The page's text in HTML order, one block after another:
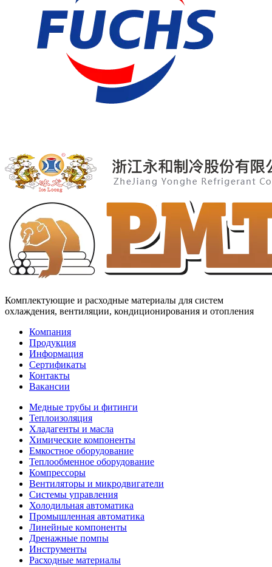
Комплектующие и расходные материалы для систем
охлаждения, вентиляции, кондиционирования и отопления
Компания
Продукция
Информация
Сертификаты
Контакты
Вакансии
Медные трубы и фитинги
Теплоизоляция
Хладагенты и масла
Химические компоненты
Емкостное оборудование
Теплообменное оборудование
Компрессоры
Вентиляторы и микродвигатели
Системы управления
Холодильная автоматика
Промышленная автоматика
Линейные компоненты
Дренажные помпы
Инструменты
Расходные материалы